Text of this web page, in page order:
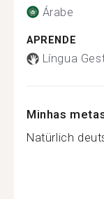
Árabe
APRENDE
Língua
Minhas
Natürlich